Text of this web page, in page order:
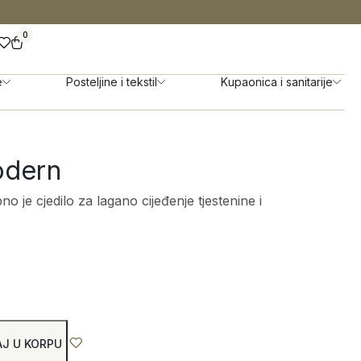
0
Posteljine i tekstil Kupaonica i sanitarije
je cjedilo za lagano cijeđenje tjestenine i
U KORPU